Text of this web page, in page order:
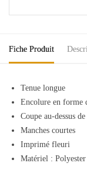
Fiche Produit
Tenue longue
Encolure en forme
Coupe au-dessus
Manches courtes
Imprimé fleuri
Matériel : Polyester